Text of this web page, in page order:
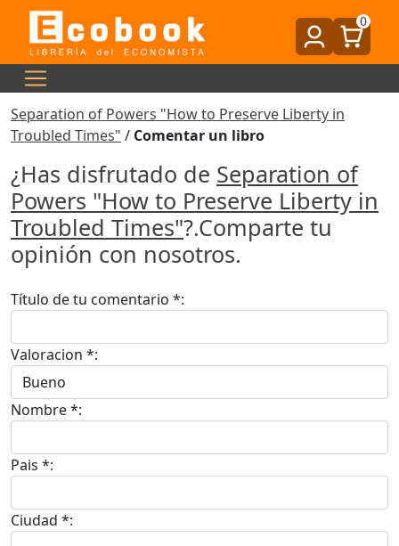
0
Separation of Powers "How to Preserve Liberty in
Troubled Times" / Comentar un libro
¿Has disfrutado de Separation of
Powers "How to Preserve Liberty in
Troubled Times"?.Comparte tu
opinión con nosotros.
Título de tu comentario *:
Valoracion *:
Nombre *:
Pais *:
Ciudad *: